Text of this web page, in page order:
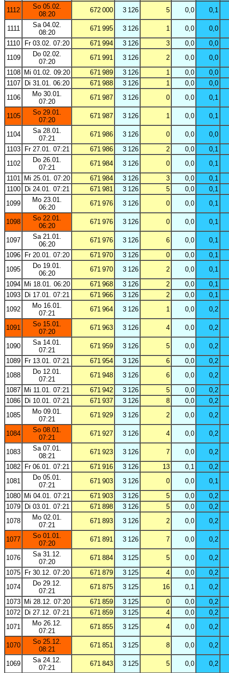
1112
So 05.02.
08:20
672 000 3 126 5 0,0 0,1
1111
Sa 04.02.
08:20
671 995 3 126 1 0,0
0,0
1110
Fr 03.02. 07:20 671 994 3 126 3 0,0
0,0
1109
Do 02.02.
07:20
671 991 3 126 2 0,0
0,0
1108
Mi 01.02. 09:20 671 989 3 126 1 0,0
0,0
1107
Di 31.01. 06:20 671 988 3 126 1 0,0
0,0
1106
Mo 30.01.
07:20
671 987 3 126 0 0,0 0,1
1105
So 29.01.
07:20
671 987 3 126 1 0,0 0,1
1104
Sa 28.01.
07:21
671 986 3 126 0 0,0
0,0
1103
Fr 27.01. 07:21 671 986 3 126 2 0,0
0,1
1102
Do 26.01.
07:21
671 984 3 126 0 0,0
0,1
1101
Mi 25.01. 07:20 671 984 3 126 3 0,0
0,1
1100
Di 24.01. 07:21 671 981 3 126 5 0,0
0,1
1099
Mo 23.01.
06:20
671 976 3 126 0 0,0 0,1
1098
So 22.01.
06:20
671 976 3 126 0 0,0 0,1
1097
Sa 21.01.
06:20
671 976 3 126 6 0,0
0,1
1096
Fr 20.01. 07:20 671 970 3 126 0 0,0
0,1
1095
Do 19.01.
06:20
671 970 3 126 2 0,0
0,1
1094 Mi 18.01. 06:20 671 968 3 126 2 0,0
0,1
1093
Di 17.01. 07:21 671 966 3 126 2 0,0
0,1
1092
Mo 16.01.
07:21
671 964 3 126 1 0,0 0,2
1091
So 15.01.
07:20
671 963 3 126 4 0,0 0,2
1090
Sa 14.01.
07:21
671 959 3 126 5 0,0
0,2
1089
Fr 13.01. 07:21 671 954 3 126 6 0,0
0,2
1088
Do 12.01.
07:21
671 948 3 126 6 0,0
0,2
1087 Mi 11.01. 07:21 671 942 3 126 5 0,0
0,2
1086
Di 10.01. 07:21 671 937 3 126 8 0,0
0,2
1085
Mo 09.01.
07:21
671 929 3 126 2 0,0 0,2
1084
So 08.01.
07:21
671 927 3 126 4 0,0 0,2
1083
Sa 07.01.
08:21
671 923 3 126 7 0,0
0,2
1082
Fr 06.01. 07:21 671 916 3 126 13 0,1
0,2
1081
Do 05.01.
07:21
671 903 3 126 0 0,0
0,1
1080 Mi 04.01. 07:21 671 903 3 126 5 0,0
0,2
1079
Di 03.01. 07:21 671 898 3 126 5 0,0
0,2
1078
Mo 02.01.
07:21
671 893 3 126 2 0,0 0,2
1077
So 01.01.
07:20
671 891 3 126 7 0,0 0,2
1076
Sa 31.12.
07:20
671 884 3 125 5 0,0
0,2
1075
Fr 30.12. 07:20 671 879 3 125 4 0,0
0,2
1074
Do 29.12.
07:21
671 875 3 125 16 0,1
0,2
1073 Mi 28.12. 07:20 671 859 3 125 0 0,0
0,2
1072
Di 27.12. 07:21 671 859 3 125 4 0,0
0,2
1071
Mo 26.12.
07:21
671 855 3 125 4 0,0 0,2
1070
So 25.12.
08:21
671 851 3 125 8 0,0 0,2
1069
Sa 24.12.
07:21
671 843 3 125 5 0,0
0,2